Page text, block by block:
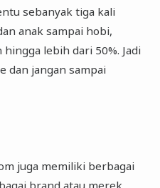
sebanyak tiga kali
anak sampai hobi,
lebih dari 50%. Jadi
dan jangan sampai
juga memiliki berbagai
brand atau merek